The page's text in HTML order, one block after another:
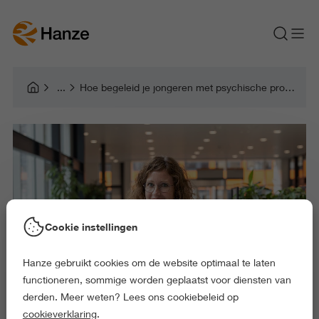
Hoe begeleid je jongeren met psychische problemen naar een opleiding?
Cookie instellingen
Hanze gebruikt cookies om de website optimaal te laten
functioneren, sommige worden geplaatst voor diensten van
derden. Meer weten? Lees ons cookiebeleid op
cookieverklaring.